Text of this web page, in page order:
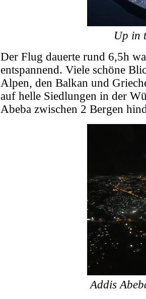
Up in
Der Flug dauerte rund 6,5h
entspannend. Viele schöne
Alpen, den Balkan und
auf helle Siedlungen in der
Abeba zwischen 2 Bergen
Addis